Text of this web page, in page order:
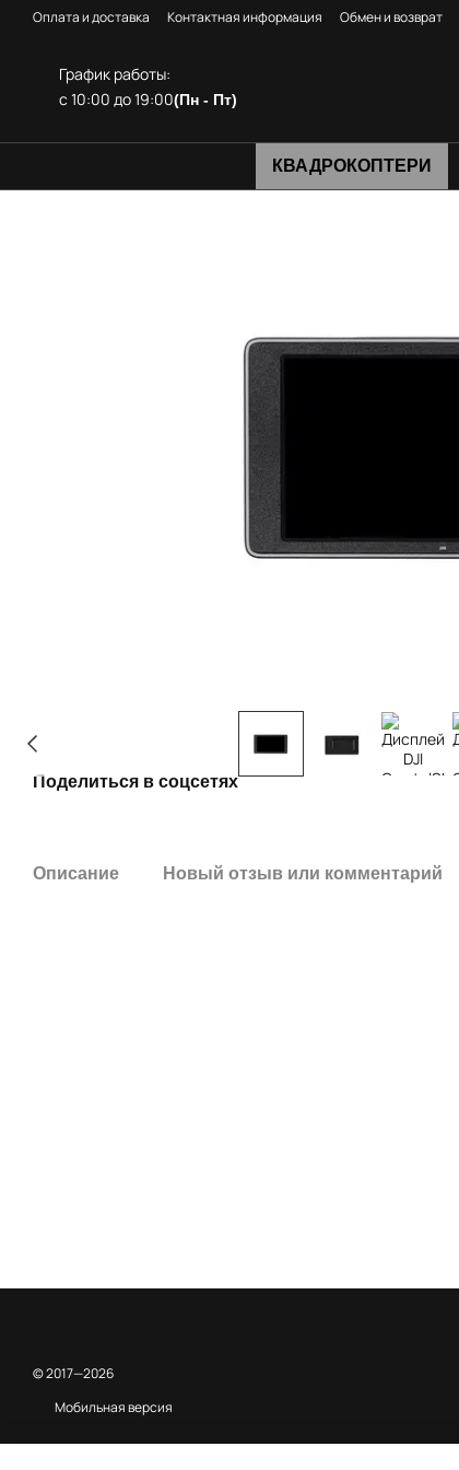
Перейти к основному контенту
Оплата и доставка Контактная информация Обмен и возврат
График работы:
с 10:00 до 19:00(Пн - Пт)
КВАДРОКОПТЕРИ
Поделиться в соцсетях
Описание Новый отзыв или комментарий
© 2017—2026
Мобильная версия